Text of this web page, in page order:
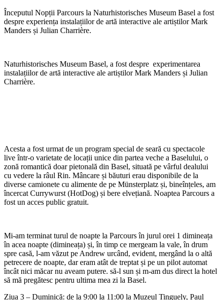
Începutul Nopții Parcours la Naturhistorisches Museum Basel a fost
despre experiența instalațiilor de artă interactive ale artiștilor Mark
Manders și Julian Charrière.
Naturhistorisches Museum Basel, a fost despre experimentarea
instalațiilor de artă interactive ale artiștilor Mark Manders și Julian
Charrière.
Acesta a fost urmat de un program special de seară cu spectacole
live într-o varietate de locații unice din partea veche a Baselului, o
zonă romantică doar pietonală din Basel, situată pe vârful dealului
cu vedere la râul Rin. Mâncare și băuturi erau disponibile de la
diverse camionete cu alimente de pe Münsterplatz și, bineînțeles, am
încercat Currywurst (HotDog) și bere elvețiană. Noaptea Parcours a
fost un acces public gratuit.
Mi-am terminat turul de noapte la Parcours în jurul orei 1 dimineața
în acea noapte (dimineața) și, în timp ce mergeam la vale, în drum
spre casă, l-am văzut pe Andrew urcând, evident, mergând la o altă
petrecere de noapte, dar eram atât de treptat și pe un pilot automat
încât nici măcar nu aveam putere. să-l sun și m-am dus direct la hotel
să mă pregătesc pentru ultima mea zi la Basel.
Ziua 3 – Duminică: de la 9:00 la 11:00 la Muzeul Tinguely, Paul